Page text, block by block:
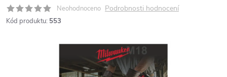
Neohodnoceno Podrobnosti hodnocení
Kód produktu: 553